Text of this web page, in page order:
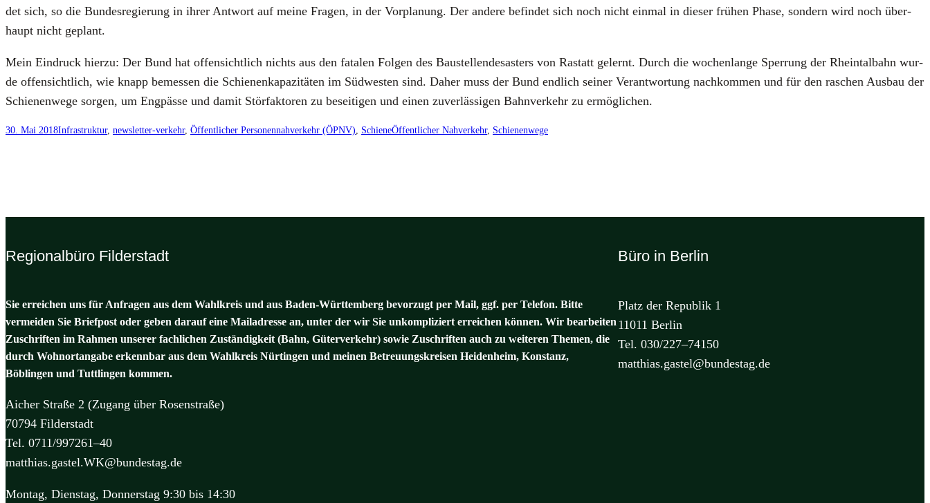
det sich, so die Bun­des­re­gie­rung in ihrer Ant­wort auf mei­ne Fra­gen, in der Vor­pla­nung. Der ande­re befin­det sich noch nicht ein­mal in die­ser frü­hen Pha­se, son­dern wird noch über­
haupt nicht geplant.
Mein Ein­druck hier­zu: Der Bund hat offen­sicht­lich nichts aus den fata­len Fol­gen des Bau­stel­len­de­sas­ters von Ras­tatt gelernt. Durch die wochen­lan­ge Sper­rung der Rhein­tal­bahn wur­
de offen­sicht­lich, wie knapp bemes­sen die Schie­nen­ka­pa­zi­tä­ten im Süd­wes­ten sind. Daher muss der Bund end­lich sei­ner Ver­ant­wor­tung nach­kom­men und für den raschen Aus­bau der
Schie­nen­we­ge sor­gen, um Eng­päs­se und damit Stör­fak­to­ren zu besei­ti­gen und einen zuver­läs­si­gen Bahn­ver­kehr zu ermög­li­chen.
30. Mai 2018Infrastruktur, newsletter-verkehr, Öffentlicher Personennahverkehr (ÖPNV), SchieneÖffentlicher Nahverkehr, Schienenwege
Regionalbüro Filderstadt
Sie erreichen uns für Anfragen aus dem Wahlkreis und aus Baden-Württemberg bevorzugt per Mail, ggf. per Telefon. Bitte
vermeiden Sie Briefpost oder geben darauf eine Mailadresse an, unter der wir Sie unkompliziert erreichen können. Wir bearbeiten
Zuschriften im Rahmen unserer fachlichen Zuständigkeit (Bahn, Güterverkehr) sowie Zuschriften auch zu weiteren Themen, die
durch Wohnortangabe erkennbar aus dem Wahlkreis Nürtingen und meinen Betreuungskreisen Heidenheim, Konstanz,
Böblingen und Tuttlingen kommen.
Aicher Straße 2 (Zugang über Rosenstraße)
70794 Filderstadt
Tel. 0711/997261–40
matthias.gastel.WK@bundestag.de
Montag, Dienstag, Donnerstag 9:30 bis 14:30
Büro in Berlin
Platz der Republik 1
11011 Berlin
Tel. 030/227–74150
matthias.gastel@bundestag.de